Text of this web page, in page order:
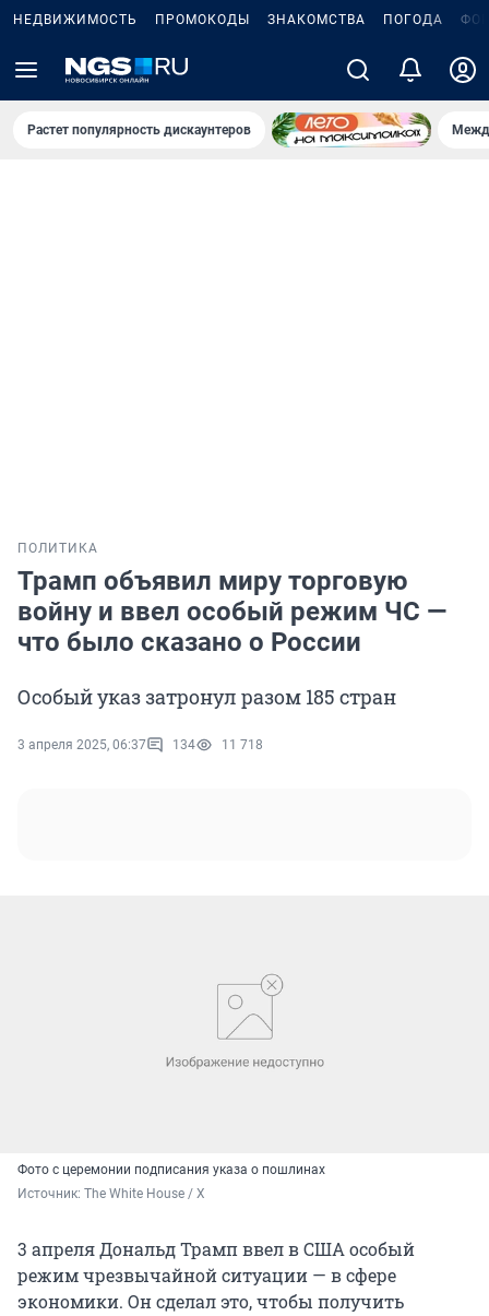
НЕДВИЖИМОСТЬ ПРОМОКОДЫ ЗНАКОМСТВА ПОГОДА
Растет популярность дискаунтеров
ПОЛИТИКА
Трамп объявил миру торговую
войну и ввел особый режим ЧС —
что было сказано о России
Особый указ затронул разом 185 стран
3 апреля 2025, 06:37 134 11 718
Фото с церемонии подписания указа о пошлинах
Источник: The White House / X
3 апреля Дональд Трамп ввел в США особый
режим чрезвычайной ситуации — в сфере
экономики. Он сделал это, чтобы получить